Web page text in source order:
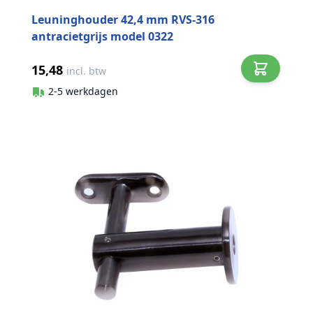
Leuninghouder 42,4 mm RVS-316
antracietgrijs model 0322
15,48 incl. btw
2-5 werkdagen